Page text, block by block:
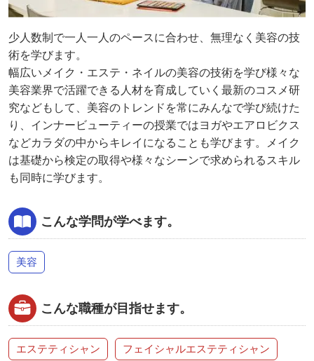
少人数制で一人一人のペースに合わせ、無理なく美容の技
術を学びます。
幅広いメイク・エステ・ネイルの美容の技術を学び様々な
美容業界で活躍できる人材を育成していく最新のコスメ研
究などもして、美容のトレンドを常にみんなで学び続けた
り、インナービューティーの授業ではヨガやエアロビクス
などカラダの中からキレイになることも学びます。メイク
は基礎から検定の取得や様々なシーンで求められるスキル
も同時に学びます。
こんな学問が学べます。
美容
こんな職種が目指せます。
エステティシャン フェイシャルエステティシャン